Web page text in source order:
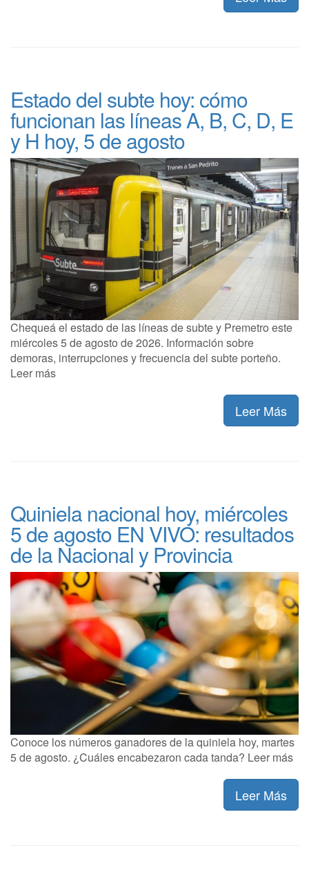
Estado del subte hoy: cómo
funcionan las líneas A, B, C, D, E
y H hoy, 5 de agosto
Chequeá el estado de las líneas de subte y Premetro este
miércoles 5 de agosto de 2026. Información sobre
demoras, interrupciones y frecuencia del subte porteño.
Leer más
Leer Más
Quiniela nacional hoy, miércoles
5 de agosto EN VIVO: resultados
de la Nacional y Provincia
Conoce los números ganadores de la quiniela hoy, martes
5 de agosto. ¿Cuáles encabezaron cada tanda? Leer más
Leer Más